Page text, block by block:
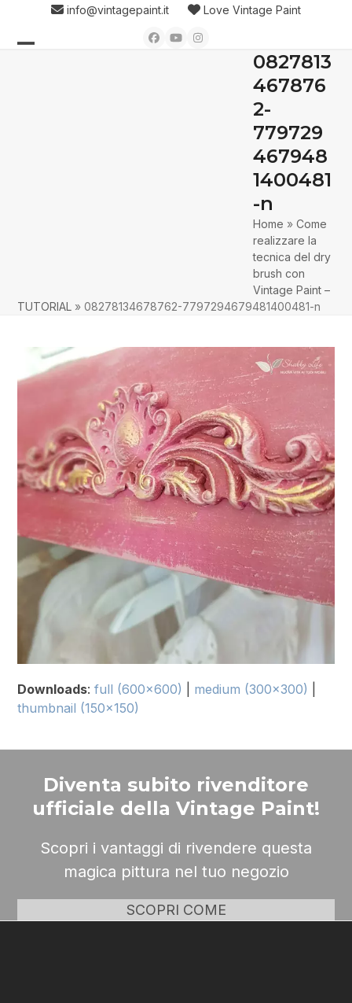
content
info@vintagepaint.it Love Vintage Paint
Facebook
YouTubeInstagram
0827813
467876
2-
779729
467948
1400481
-n
Home »Come
realizzare la
tecnica del dry
brush con
Vintage Paint –
TUTORIAL »08278134678762-7797294679481400481-n
Downloads:full (600x600) medium (300x300)
thumbnail (150x150)
Diventa subito rivenditore
ufficiale della Vintage Paint!
Scopri i vantaggi di rivendere questa
magica pittura nel tuo negozio
SCOPRI COME